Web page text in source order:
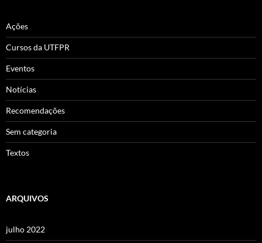
Ações
Cursos da UTFPR
Eventos
Notícias
Recomendações
Sem categoria
Textos
ARQUIVOS
julho 2022